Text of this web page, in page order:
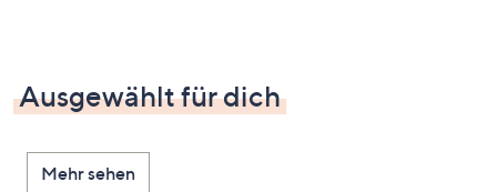
Ausgewählt für dich
Mehr sehen